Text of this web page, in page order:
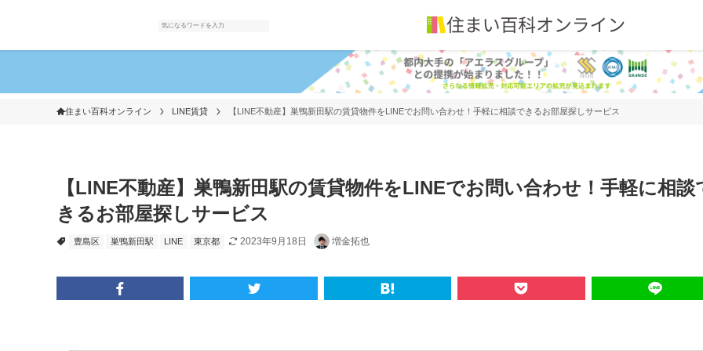
住まい百科オンライン LINE賃貸 【LINE不動産】巣鴨新田駅の賃貸物件をLINEでお問い合わせ！手軽に相談できるお部屋探しサービス
【LINE不動産】巣鴨新田駅の賃貸物件をLINEでお問い合わせ！手軽に相談
きるお部屋探しサービス
豊島区 巣鴨新田駅 LINE 東京都 2023年9月18日 増金拓也